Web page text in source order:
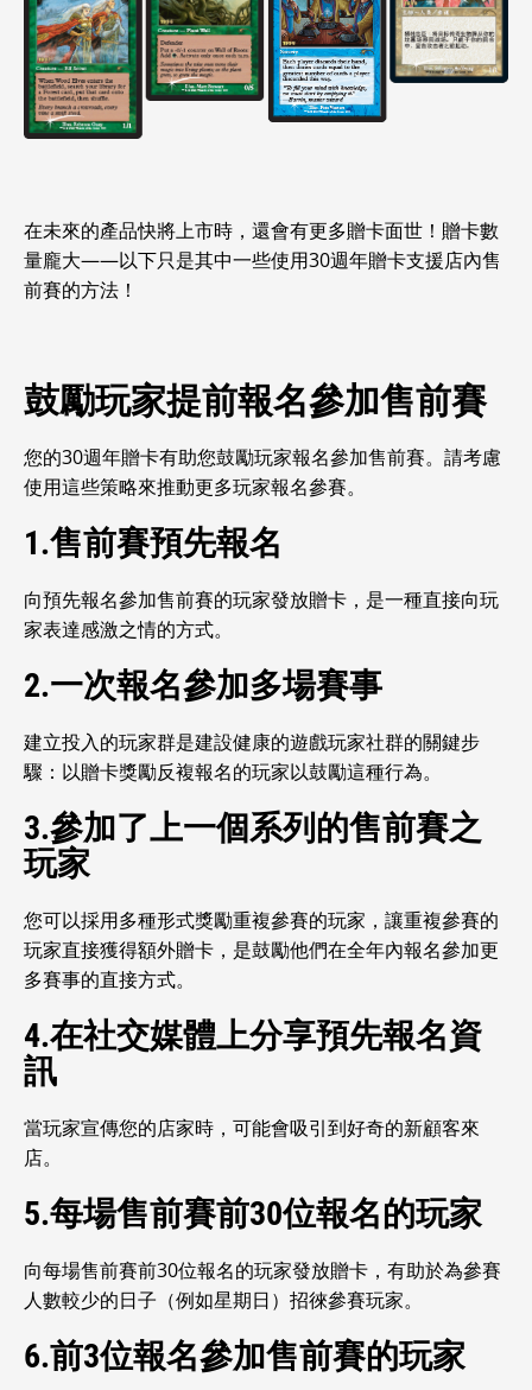
在未來的產品快將上市時，還會有更多贈卡面世！贈卡數
量龐大——以下只是其中一些使用30週年贈卡支援店內售
前賽的方法！
鼓勵玩家提前報名參加售前賽
您的30週年贈卡有助您鼓勵玩家報名參加售前賽。請考慮
使用這些策略來推動更多玩家報名參賽。
1.售前賽預先報名
向預先報名參加售前賽的玩家發放贈卡，是一種直接向玩
家表達感激之情的方式。
2.一次報名參加多場賽事
建立投入的玩家群是建設健康的遊戲玩家社群的關鍵步
驟：以贈卡獎勵反複報名的玩家以鼓勵這種行為。
3.參加了上一個系列的售前賽之
玩家
您可以採用多種形式獎勵重複參賽的玩家，讓重複參賽的
玩家直接獲得額外贈卡，是鼓勵他們在全年內報名參加更
多賽事的直接方式。
4.在社交媒體上分享預先報名資
訊
當玩家宣傳您的店家時，可能會吸引到好奇的新顧客來
店。
5.每場售前賽前30位報名的玩家
向每場售前賽前30位報名的玩家發放贈卡，有助於為參賽
人數較少的日子（例如星期日）招徠參賽玩家。
6.前3位報名參加售前賽的玩家